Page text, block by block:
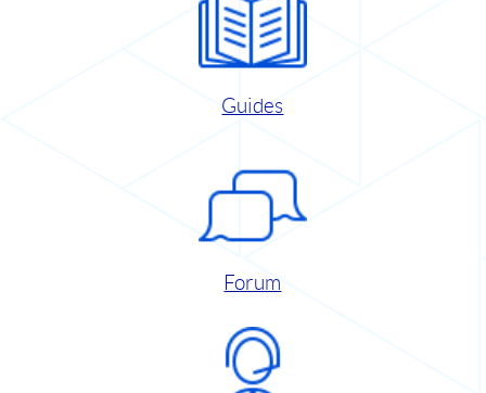
Guides
Forum